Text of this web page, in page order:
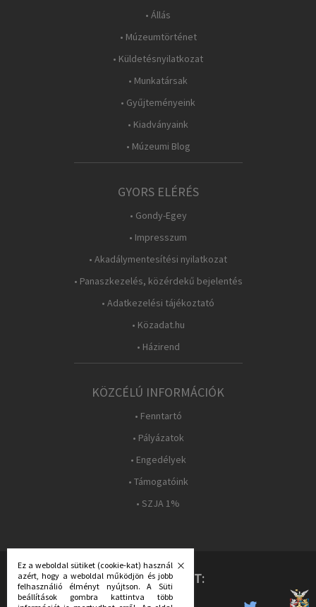
• Állás
• Múzeumtörténet
• Küldetésnyilatkozat
• Munkatársak
• Gyűjteményeink
• Kiadványaink
• Múzeumi Blog
GYORS ELÉRÉS
• Gondy-Egey
• Impresszum
• Akadálymentesítési nyilatkozat
• Panaszkezelés, közérdekű bejelentés
• Adatkezelési tájékoztató
• Közadat.hu
• Házirend
KÖZCÉLÚ INFORMÁCIÓK
• Fenntartó
• Pályázatok
• Engedélyek
• Támogatóink
• SZJA 1%
KÖVESS MINKET:
Ez a weboldal sütiket (cookie-kat) használ
azért, hogy a weboldal működjön és jobb
felhasználió élményt nyújtson. A Süti
beállítások gombra kattintva több